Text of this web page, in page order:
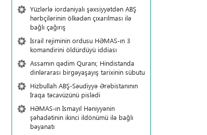
Yüzlərlə iordaniyalı şəxsiyyətdən ABŞ
hərbçilərinin ölkədən çıxarılması ilə
bağlı çağırış
İsrail rejiminin ordusu HƏMAS-ın 3
komandirini öldürdüyü iddiası
Assamın qədim Quranı; Hindistanda
dinlərarası birgəyaşayış tarixinin sübutu
Hizbullah ABŞ-Səudiyyə Ərəbistanının
İraqa təcavüzünü pislədi
HƏMAS-ın İsmayıl Həniyyənin
şəhadətinin ikinci ildönümü ilə bağlı
bəyanatı